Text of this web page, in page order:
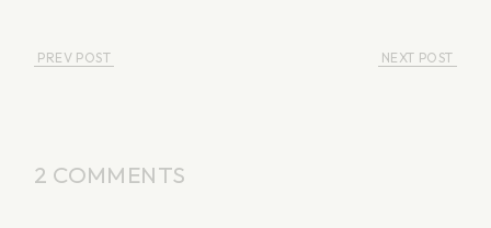
PREV POST NEXT POST
2 COMMENTS